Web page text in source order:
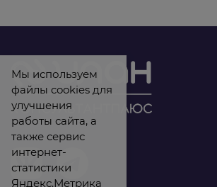
Мы используем
файлы cookies для
улучшения
работы сайта, а
также сервис
интернет-
статистики
Яндекс.Метрика